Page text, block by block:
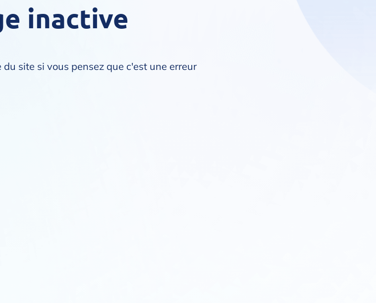
inactive
site si vous pensez que c'est une erreur